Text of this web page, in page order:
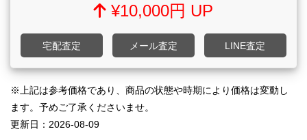
¥10,000円 UP
宅配査定 メール査定 LINE査定
※上記は参考価格であり、商品の状態や時期により価格は変動し
ます。予めご了承くださいませ。
更新日： 2026-08-09